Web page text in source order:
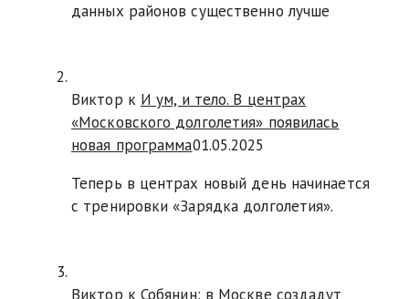
данных районов существенно лучше
Виктор к И ум, и тело. В центрах
«Московского долголетия» появилась
новая программа01.05.2025
Теперь в центрах новый день начинается
с тренировки «Зарядка долголетия».
Виктор к Собянин: в Москве создадут